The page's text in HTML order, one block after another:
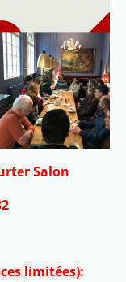
Salon
limitées):